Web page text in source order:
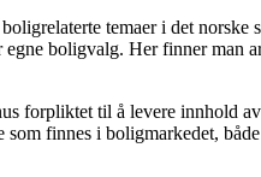
temaer i det
boligvalg. Her finner
forpliktet til å levere
finnes i boligmarkedet,